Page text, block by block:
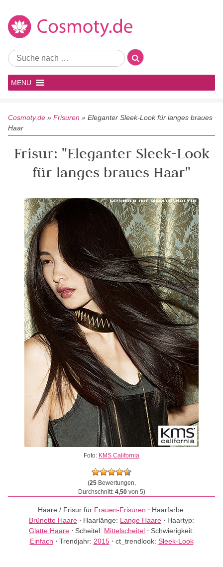
MENU
Cosmoty.de » Frisuren » Eleganter Sleek-Look für langes braues
Haar
Frisur: "Eleganter Sleek-Look
für langes braues Haar"
Foto: KMS California
(25Bewertungen,
Durchschnitt: 4,50von 5)
Haare / Frisur für Frauen-Frisuren ⋅ Haarfarbe:
Brünette Haare ⋅ Haarlänge: Lange Haare ⋅ Haartyp:
Glatte Haare ⋅ Scheitel: Mittelscheitel ⋅ Schwierigkeit:
Einfach ⋅ Trendjahr: 2015⋅ ct_trendlook: Sleek-Look